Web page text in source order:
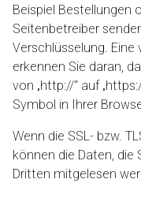
Beispiel Bestellungen
Seitenbetreiber
Verschlüsselung.
erkennen Sie daran,
von „http://“ auf
Symbol in Ihrer
Wenn die SSL- bzw.
können die Daten, die
Dritten mitgelesen